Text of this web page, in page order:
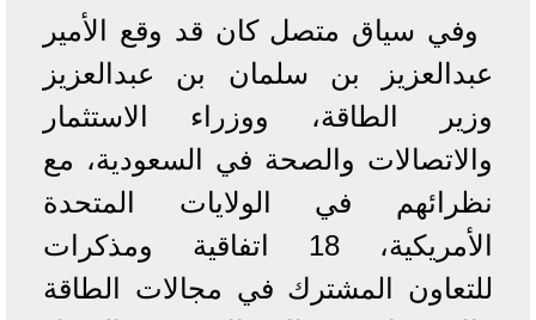
وفي سياق متصل كان قد وقع الأمير
عبدالعزيز بن سلمان بن عبدالعزيز
وزير الطاقة، ووزراء الاستثمار
والاتصالات والصحة في السعودية، مع
نظرائهم في الولايات المتحدة
الأمريكية، 18 اتفاقية ومذكرات
للتعاون المشترك في مجالات الطاقة